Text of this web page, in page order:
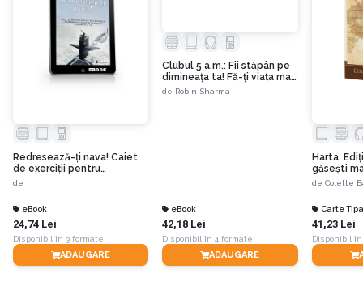
Redresează-ţi nava! Caiet
de exerciţii pentru
implementarea
de
eBook
24,74 Lei
Disponibil în 3 formate
ADĂUGARE
Clubul 5 a.m.: Fii stăpân pe
dimineața ta! Fă-ți viața mai
bună! Ediția a II-a
de Robin Sharma
eBook
42,18 Lei
Disponibil în 4 formate
ADĂUGARE
Harta.
găseşti
povestea
de Colette
Carte
41,23 Lei
Disponibil